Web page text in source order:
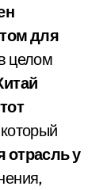
для
целом
отрасль у